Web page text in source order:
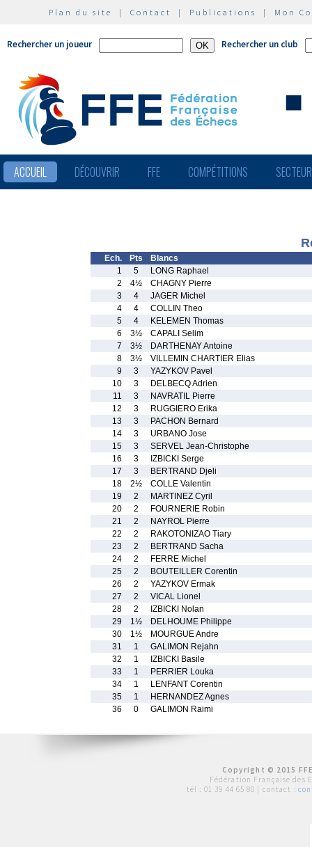
Plan du site | Contact | Publications | Mon
Rechercher un joueur Rechercher un club
ACCUEIL DÉCOUVRIR FFE COMPÉTITIONS
Ech. Pts
Blancs
1
5
LONG Raphael
2
4½
CHAGNY Pierre
3
4
JAGER Michel
4
4
COLLIN Theo
5
4
KELEMEN Thomas
6
3½
CAPALI Selim
7
3½
DARTHENAY Antoine
8
3½
VILLEMIN CHARTIER Elias
9
3
YAZYKOV Pavel
10
3
DELBECQ Adrien
11
3
NAVRATIL Pierre
12
3
RUGGIERO Erika
13
3
PACHON Bernard
14
3
URBANO Jose
15
3
SERVEL Jean-Christophe
16
3
IZBICKI Serge
17
3
BERTRAND Djeli
18
2½
COLLE Valentin
19
2
MARTINEZ Cyril
20
2
FOURNERIE Robin
21
2
NAYROL Pierre
22
2
RAKOTONIZAO Tiary
23
2
BERTRAND Sacha
24
2
FERRE Michel
25
2
BOUTEILLER Corentin
26
2
YAZYKOV Ermak
27
2
VICAL Lionel
28
2
IZBICKI Nolan
29
1½
DELHOUME Philippe
30
1½
MOURGUE Andre
31
1
GALIMON Rejahn
32
1
IZBICKI Basile
33
1
PERRIER Louka
34
1
LENFANT Corentin
35
1
HERNANDEZ Agnes
36
0 GALIMON Raimi
Copyright © 2015
Fédération Française des
tél : 01 39 44 65 80 | contact :